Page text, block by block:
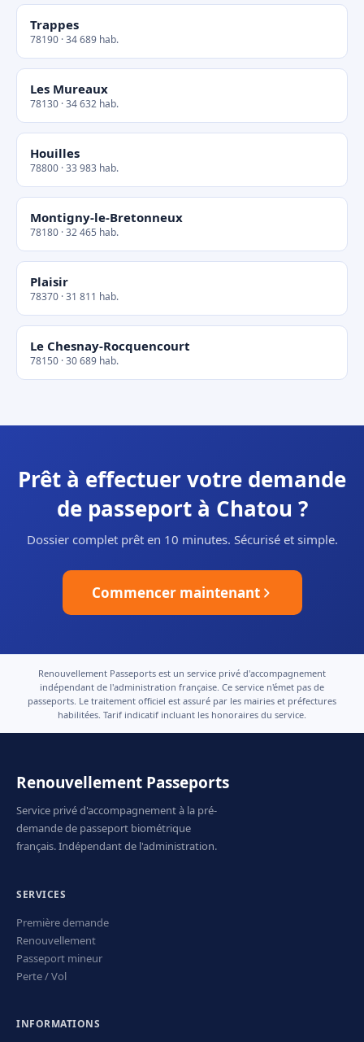
Trappes
78190 · 34 689 hab.
Les Mureaux
78130 · 34 632 hab.
Houilles
78800 · 33 983 hab.
Montigny-le-Bretonneux
78180 · 32 465 hab.
Plaisir
78370 · 31 811 hab.
Le Chesnay-Rocquencourt
78150 · 30 689 hab.
Prêt à effectuer votre demande
de passeport à Chatou ?
Dossier complet prêt en 10 minutes. Sécurisé et simple.
Commencer maintenant
Renouvellement Passeports est un service privé d'accompagnement
indépendant de l'administration française. Ce service n'émet pas de
passeports. Le traitement officiel est assuré par les mairies et préfectures
habilitées. Tarif indicatif incluant les honoraires du service.
Renouvellement Passeports
Service privé d'accompagnement à la pré-
demande de passeport biométrique
français. Indépendant de l'administration.
SERVICES
Première demande
Renouvellement
Passeport mineur
Perte / Vol
INFORMATIONS